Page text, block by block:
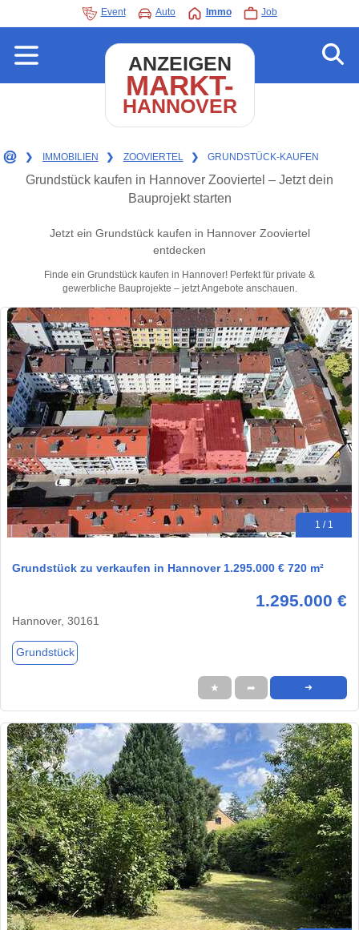
Event Auto Immo Job
ANZEIGEN
MARKT-
HANNOVER
❯ IMMOBILIEN ❯ ZOOVIERTEL ❯ GRUNDSTÜCK-KAUFEN
Grundstück kaufen in Hannover Zooviertel – Jetzt dein
Bauprojekt starten
Jetzt ein Grundstück kaufen in Hannover Zooviertel
entdecken
Finde ein Grundstück kaufen in Hannover! Perfekt für private &
gewerbliche Bauprojekte – jetzt Angebote anschauen.
1 / 1
Grundstück zu verkaufen in Hannover 1.295.000 € 720 m²
1.295.000 €
Hannover, 30161
Grundstück
★ ➦ ➜